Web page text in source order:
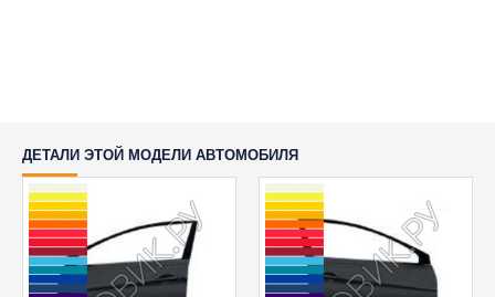
ДЕТАЛИ ЭТОЙ МОДЕЛИ АВТОМОБИЛЯ